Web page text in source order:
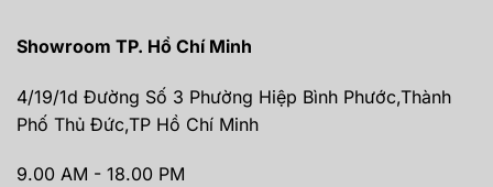
Showroom TP. Hồ Chí Minh
4/19/1d Đường Số 3 Phường Hiệp Bình Phước,Thành
Phố Thủ Đức,TP Hồ Chí Minh
9.00 AM - 18.00 PM